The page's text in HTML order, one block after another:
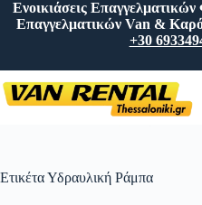
Ενοικιάσεις
Επαγγελματικών Van &
+30
ΕτικέταΥδραυλική Ράμπα